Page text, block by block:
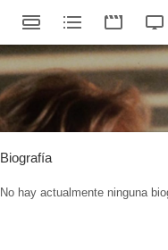
Biografía
No hay actualmente ninguna